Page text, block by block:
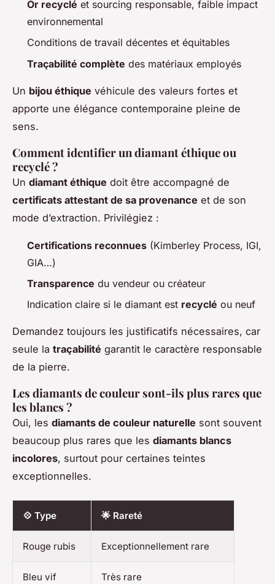
Or recyclé et sourcing responsable, faible impact
environnemental
Conditions de travail décentes et équitables
Traçabilité complète des matériaux employés
Un bijou éthique véhicule des valeurs fortes et
apporte une élégance contemporaine pleine de
sens.
Comment identifier un diamant éthique ou
recyclé ?
Un diamant éthique doit être accompagné de
certificats attestant de sa provenance et de son
mode d’extraction. Privilégiez :
Certifications reconnues (Kimberley Process, IGI,
GIA…)
Transparence du vendeur ou créateur
Indication claire si le diamant est recyclé ou neuf
Demandez toujours les justificatifs nécessaires, car
seule la traçabilité garantit le caractère responsable
de la pierre.
Les diamants de couleur sont-ils plus rares que
les blancs ?
Oui, les diamants de couleur naturelle sont souvent
beaucoup plus rares que les diamants blancs
incolores, surtout pour certaines teintes
exceptionnelles.
💠 Type 🌟 Rareté
Rouge rubis Exceptionnellement rare
Bleu vif Très rare